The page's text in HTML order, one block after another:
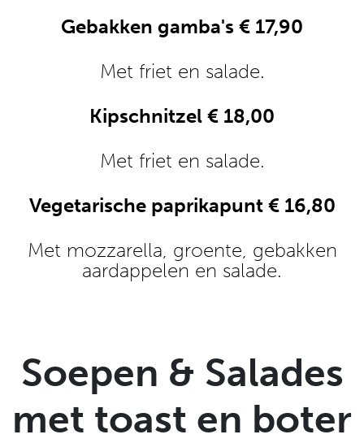
Gebakken gamba's € 17,90
Met friet en salade.
Kipschnitzel € 18,00
Met friet en salade.
Vegetarische paprikapunt € 16,80
Met mozzarella, groente, gebakken
aardappelen en salade.
Soepen & Salades
met toast en boter